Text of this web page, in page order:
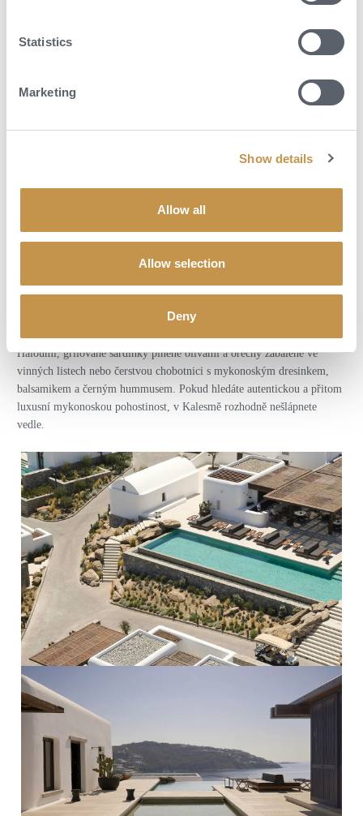
Statistics
Marketing
Show details
Allow all
Allow selection
Deny
Přímo v Kalesmě pak na vás každý čtvrtek čeká grilování pod širým
nebem, pátky patří Dj ́s, zato každý den si můžete ve stylovém baru
podniku. V případě, že preferujete víno, pak se Kalesma rozhodně
nemá zač stydět. Ve vinné kartě nechybí bílé ani růžové šampaňské,
postavení má řecká bílá odrůda Assyrtiko, kterou hotel nabízí zejména
Château Minuty a Château Miraval. Z červených vín si nenechte ujít
klíčové řecké odrůdy, jako je Xinomavro nebo Agiorgitiko, a své
Objednat si můžete celou láhev, ale i víno po skleničce. To je ideální k
lehkým jídlům během dne, která jsou poctou kykladským chutím.
pikantní rajčatovou omáčkou, v cihlové peci pečenou mykonoskou
klobásu s cibulí, v různých kombinacích podávaný grilovaný sýr
Haloumi, grilované sardinky plněné olivami a ořechy zabalené ve
vinných listech nebo čerstvou chobotnici s mykonoským dresinkem,
balsamikem a černým hummusem. Pokud hledáte autentickou a přitom
luxusní mykonoskou pohostinost, v Kalesmě rozhodně nešlápnete
vedle.
PRO ZVĚTŠENÍ KLIKNI
PRO ZVĚTŠENÍ KLIKNI